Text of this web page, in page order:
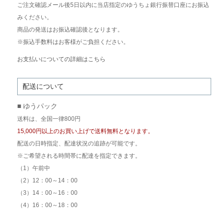
ご注文確認メール後5日以内に当店指定のゆうちょ銀行振替口座にお振込
みください。
商品の発送はお振込確認後となります。
※振込手数料はお客様がご負担ください。
お支払いについての詳細はこちら
配送について
■ ゆうパック
送料は、全国一律800円
15,000円以上のお買い上げで送料無料となります。
配送の日時指定、配達状況の追跡が可能です。
※ご希望される時間帯に配達を指定できます。
（1）午前中
（2）12：00～14：00
（3）14：00～16：00
（4）16：00～18：00